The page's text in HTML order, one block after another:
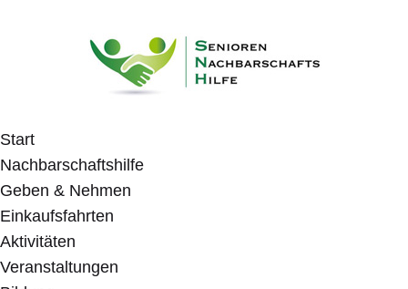
Start
Nachbarschaftshilfe
Geben & Nehmen
Einkaufsfahrten
Aktivitäten
Veranstaltungen